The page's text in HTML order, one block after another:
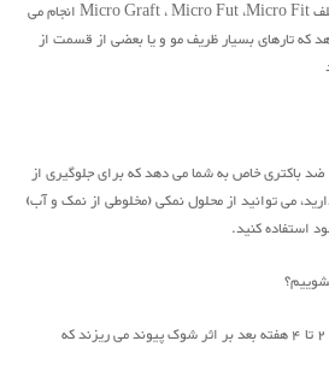
کاشت ابرو به چندین روش مختلف Micro Graft ، Micro Fut ،Micro Fit انجام می
که تارهای بسیار ظریف مو و یا بعضی از قسمت از
باکتری خاص به شما می دهد که برای جلوگیری از
می توانید از محلول نمکی (مخلوطی از نمک و آب)
استفاده کنید.
بیشتر ابروهای کاشته شده طی 2 تا 4 هفته بعد بر اثر شوک پیوند می ریزند که